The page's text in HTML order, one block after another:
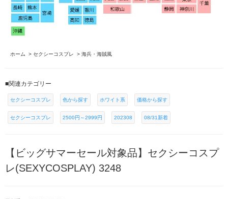
ホーム > セクシーコスプレ > 海兵・海賊風
■関連カテゴリー
セクシーコスプレ 色から探す ホワイト系 価格から探す
セクシーコスプレ 2500円～2999円 202308 08/31新着
【ビッグサマーセール対象品】セクシーコスプ
レ(SEXYCOSPLAY) 3248